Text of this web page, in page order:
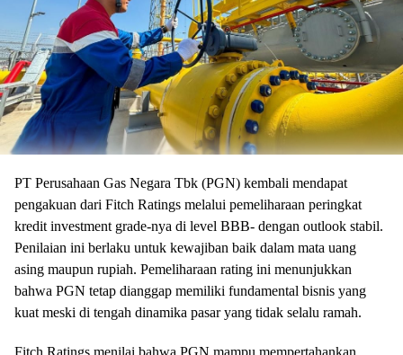
PT Perusahaan Gas Negara Tbk (PGN) kembali mendapat
pengakuan dari Fitch Ratings melalui pemeliharaan peringkat
kredit investment grade-nya di level BBB- dengan outlook stabil.
Penilaian ini berlaku untuk kewajiban baik dalam mata uang
asing maupun rupiah. Pemeliharaan rating ini menunjukkan
bahwa PGN tetap dianggap memiliki fundamental bisnis yang
kuat meski di tengah dinamika pasar yang tidak selalu ramah.
Fitch Ratings menilai bahwa PGN mampu mempertahankan